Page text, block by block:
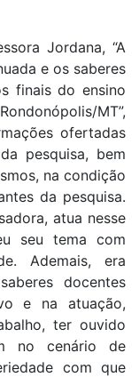
Jordana, “A
e os saberes
finais do ensino
MT”,
ofertadas
pesquisa, bem
na condição
da pesquisa.
atua nesse
seu tema com
Ademais, era
docentes
e na atuação,
ter ouvido
no cenário de
com que